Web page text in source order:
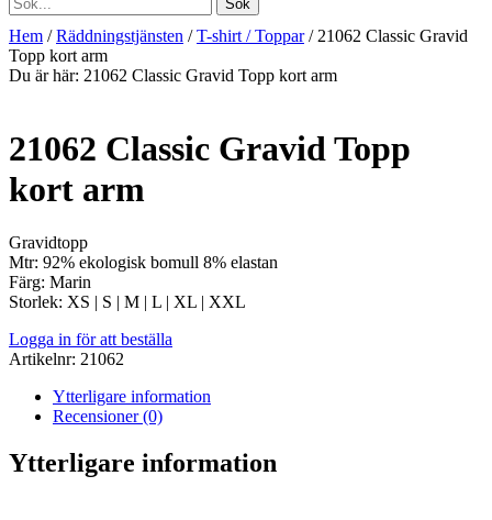
Hem /Räddningstjänsten /T-shirt / Toppar/ 21062 Classic Gravid
Topp kort arm
Du är här: 21062 Classic Gravid Topp kort arm
21062 Classic Gravid Topp
kort arm
Gravidtopp
Mtr: 92% ekologisk bomull 8% elastan
Färg: Marin
Storlek: XS | S | M | L | XL | XXL
Logga in för att beställa
Artikelnr: 21062
Ytterligare information
Recensioner (0)
Ytterligare information